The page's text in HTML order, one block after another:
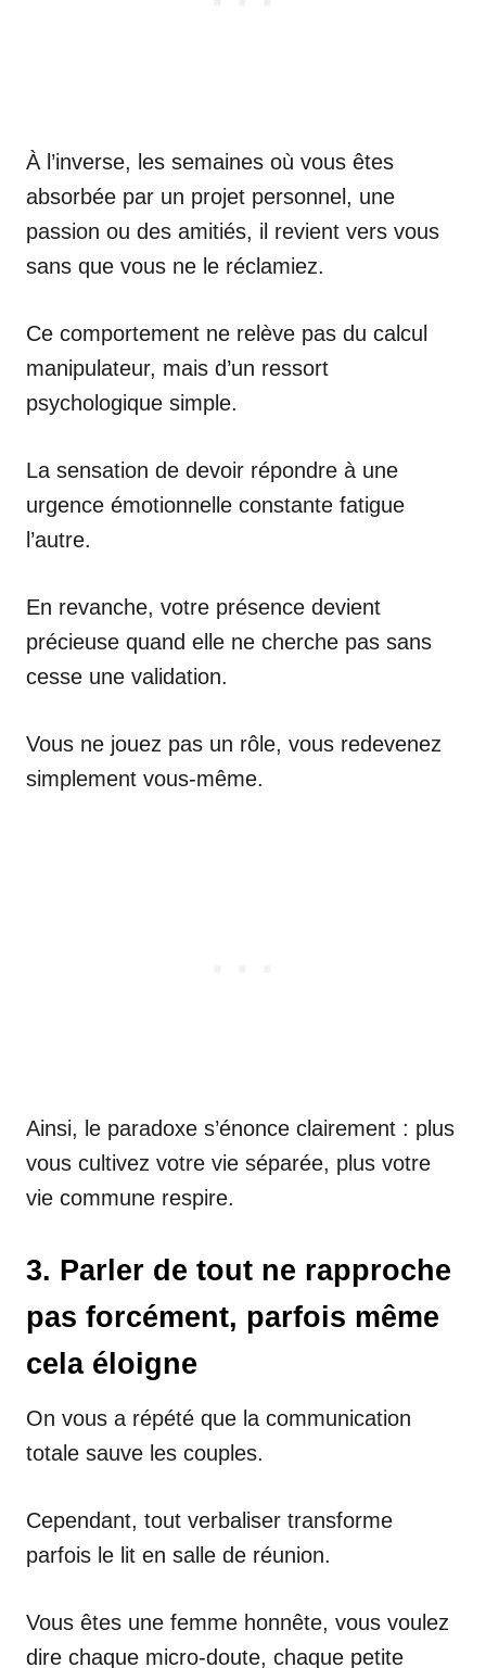
À l’inverse, les semaines où vous êtes
absorbée par un projet personnel, une
passion ou des amitiés, il revient vers vous
sans que vous ne le réclamiez.
Ce comportement ne relève pas du calcul
manipulateur, mais d’un ressort
psychologique simple.
La sensation de devoir répondre à une
urgence émotionnelle constante fatigue
l’autre.
En revanche, votre présence devient
précieuse quand elle ne cherche pas sans
cesse une validation.
Vous ne jouez pas un rôle, vous redevenez
simplement vous-même.
Ainsi, le paradoxe s’énonce clairement : plus
vous cultivez votre vie séparée, plus votre
vie commune respire.
3. Parler de tout ne rapproche
pas forcément, parfois même
cela éloigne
On vous a répété que la communication
totale sauve les couples.
Cependant, tout verbaliser transforme
parfois le lit en salle de réunion.
Vous êtes une femme honnête, vous voulez
dire chaque micro-doute, chaque petite